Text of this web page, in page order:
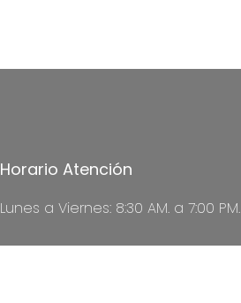
Horario Atención
Lunes a Viernes: 8:30 AM. a 7:00 PM.